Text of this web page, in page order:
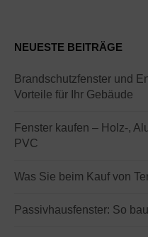
NEUESTE BEITRÄGE
Brandschutzfenster und
Vorteile für Ihr Gebäude
Fenster kaufen – Holz-,
PVC
Was Sie beim Kauf von
Passivhausfenster: So